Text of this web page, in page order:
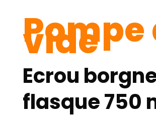
Pompe
vide
Ecrou
flasque 750